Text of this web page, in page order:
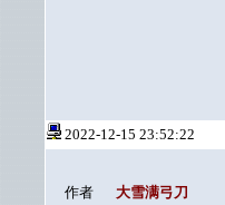
2022-12-15 23:52:22
作者
大雪满弓刀